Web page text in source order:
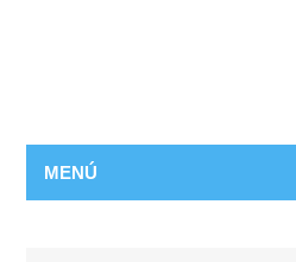
MENÚ